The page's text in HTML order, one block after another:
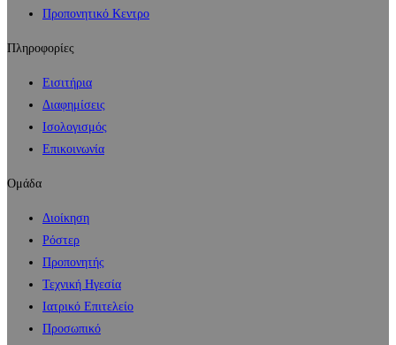
Προπονητικό Κεντρο
Πληροφορίες
Εισιτήρια
Διαφημίσεις
Ισολογισμός
Επικοινωνία
Ομάδα
Διοίκηση
Ρόστερ
Προπονητής
Τεχνική Ηγεσία
Ιατρικό Επιτελείο
Προσωπικό